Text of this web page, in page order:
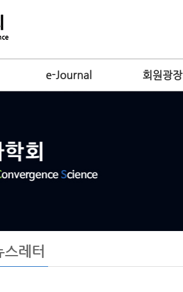
e-Journal 회원광장
스레터